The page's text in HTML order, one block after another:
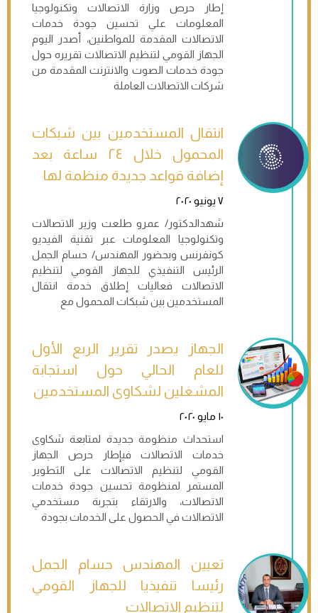
إطار حرص وزارة الاتصالات وتكنولوجيا
المعلومات علي تحسين جودة خدمات
الاتصالات المقدمة للمواطنين، أصدر اليوم
الجهاز القومي لتنظيم الاتصالات تقريره حول
جودة خدمات الصوت والانترنت المقدمة من
شركات الاتصالات العاملة
انتقال المستخدمين بين شبكات
المحمول خلال ٢٤ ساعة بعد
إضافة قواعد جديدة منظمة لها
٧ يونيو ٢٠٢٠
شهدالدكتور/ عمرو طلعت وزير الاتصالات
وتكنولوجيا المعلومات عبر تقنية الفيديو
كونفرنس وبحضور المهندس/ حسام الجمل
الرئيس التنفيذي للجهاز القومي لتنظيم
الاتصالات فعاليات إطلاق خدمة انتقال
المستخدمين بين شبكات المحمول مع
الجهاز يصدر تقرير الربع الأول
للعام الحالي حول استجابة
المشغلين لشكاوى المستخدمين
١٠ مايو ٢٠٢٠
استحداث منظومة جديدة لمتابعة شكاوى
خدمات الاتصالات فيإطار حرص الجهاز
القومي لتنظيم الاتصالات على التطوير
المستمر لمنظومة تحسين جودة خدمات
الاتصالات، والارتقاء بتجربة مستخدمي
الاتصالات في الحصول على الخدمات بجودة
تعيين المهندس حسام الجمل
رئيسا تنفيذيا للجهاز القومي
لتنظيم الاتصالات